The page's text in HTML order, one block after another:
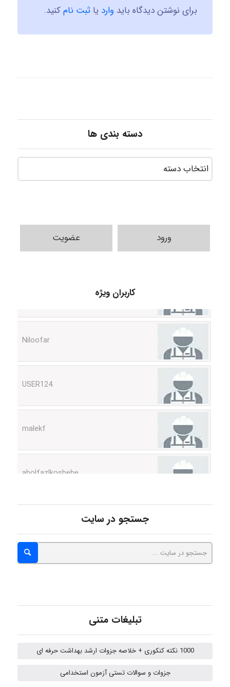
برای نوشتن دیدگاه باید وارد یا ثبت نامکنید.
دسته بندی ها
ورود عضویت
کاربران ویژه
A.balandeh
aghajari vahid
جستجو در سایت
تبلیغات متنی
1000 نکته کنکوری + خلاصه جزوات ارشد بهداشت حرفه ای
جزوات و سوالات تستی آزمون استخدامی